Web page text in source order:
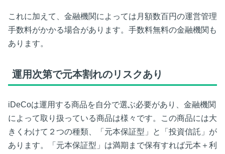
これに加えて、金融機関によっては月額数百円の運営管理
手数料がかかる場合があります。手数料無料の金融機関も
あります。
運用次第で元本割れのリスクあり
iDeCoは運用する商品を自分で選ぶ必要があり、金融機関
によって取り扱っている商品は様々です。この商品には大
きくわけて２つの種類、「元本保証型」と「投資信託」が
あります。「元本保証型」は満期まで保有すれば元本＋利